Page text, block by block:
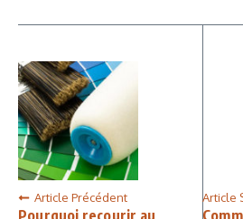
Article Précédent Article